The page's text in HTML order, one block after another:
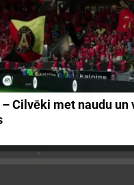
– Cilvēki met naudu un